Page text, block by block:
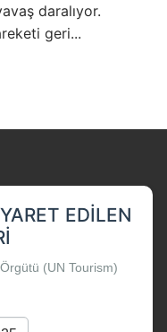
daralıyor.
geri...
EDILEN
(UN Tourism)